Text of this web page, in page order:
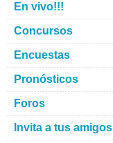
En vivo!!!
Concursos
Encuestas
Pronósticos
Foros
Invita a tus amigos